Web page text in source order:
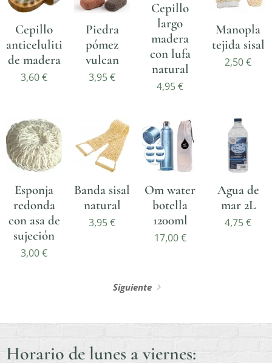
Cepillo
anticelulitis
de madera
3,60€
Piedra
pómez
vulcan
3,95€
Cepillo
largo
madera
con lufa
natural
4,95€
Manopla
tejida sisal
2,50€
Esponja
redonda
con asa de
sujeción
3,00€
Banda sisal
natural
3,95€
Om water
botella
1200ml
17,00€
Agua de
mar 2L
4,75€
Siguiente
Horario de lunes a viernes: